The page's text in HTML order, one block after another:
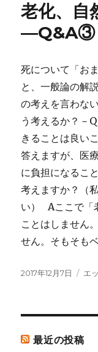
ー
老化、自
―Q&A③
死について「お
と、一般論の解
の考えを言わな
う考えるか？－
きることは良い
答えますが、医
に負担になるこ
考えますか？（
い） Aここで「
ことはしません
せん。そもそも
投
2017年12月7日
カ
エ
最近の投稿